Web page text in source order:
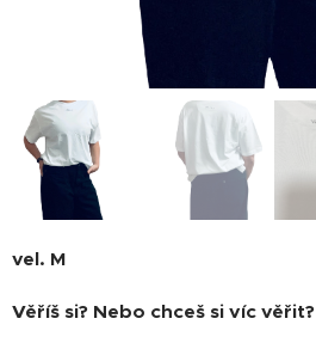
vel. M
Věříš si? Nebo chceš si víc věřit?